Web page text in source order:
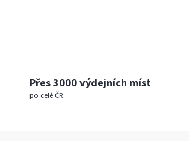
Přes 3000 výdejních míst
po celé ČR